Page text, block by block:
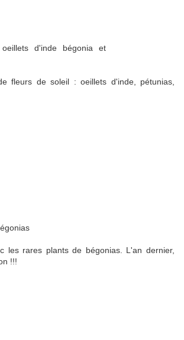
fleurs de soleil : oeillets d'inde, pétunias,
les rares plants de bégonias. L'an dernier,
!!!